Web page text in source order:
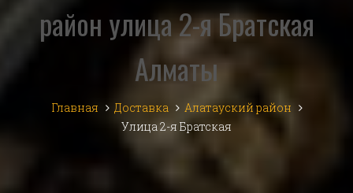
район улица 2-я Братская
Алматы
Главная Доставка
Алатауский район
Улица 2-я Братская